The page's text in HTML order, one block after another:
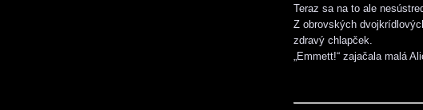
Teraz sa na to ale
Z obrovských
zdravý chlapček.
„Emmett!“ zajačala malá